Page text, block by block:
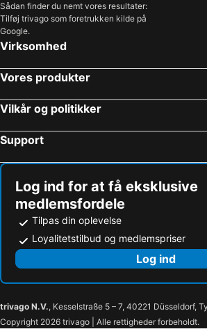
Sådan finder du nemt vores resultater:
Tilføj trivago som foretrukken kilde på
Google.
Virksomhed
Vores produkter
Vilkår og politikker
Support
Log ind for at få eksklusive
medlemsfordele
Tilpas din oplevelse
Loyalitetstilbud og medlemspriser
Log ind
trivago N.V., Kesselstraße 5 – 7, 40221 Düsseldorf,
Copyright 2026 trivago | Alle rettigheder forbeholdt.